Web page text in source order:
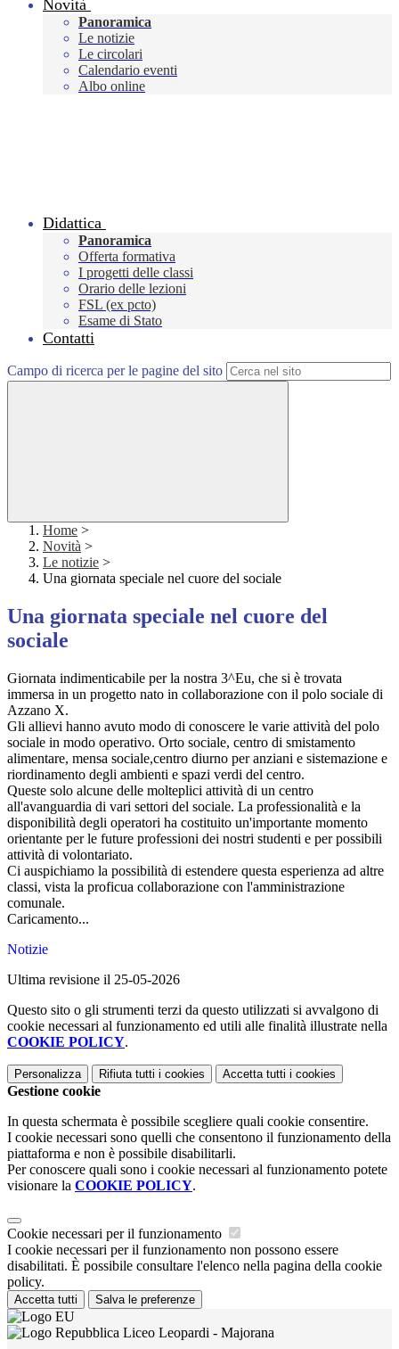
Novità
Panoramica
Le notizie
Le circolari
Calendario eventi
Albo online
Didattica
Panoramica
Offerta formativa
I progetti delle classi
Orario delle lezioni
FSL (ex pcto)
Esame di Stato
Contatti
Campo di ricerca per le pagine del sito
Home >
Novità >
Le notizie >
Una giornata speciale nel cuore del sociale
Una giornata speciale nel cuore del
sociale
Giornata indimenticabile per la nostra 3^Eu, che si è trovata
immersa in un progetto nato in collaborazione con il polo sociale di
Azzano X.
Gli allievi hanno avuto modo di conoscere le varie attività del polo
sociale in modo operativo. Orto sociale, centro di smistamento
alimentare, mensa sociale,centro diurno per anziani e sistemazione e
riordinamento degli ambienti e spazi verdi del centro.
Queste solo alcune delle molteplici attività di un centro
all'avanguardia di vari settori del sociale. La professionalità e la
disponibilità degli operatori ha costituito un'importante momento
orientante per le future professioni dei nostri studenti e per possibili
attività di volontariato.
Ci auspichiamo la possibilità di estendere questa esperienza ad altre
classi, vista la proficua collaborazione con l'amministrazione
comunale.
Caricamento...
Notizie
Ultima revisione il 25-05-2026
Questo sito o gli strumenti terzi da questo utilizzati si avvalgono di
cookie necessari al funzionamento ed utili alle finalità illustrate nella
COOKIE POLICY.
Personalizza Rifiuta tutti i cookies Accetta tutti i cookies
Gestione cookie
In questa schermata è possibile scegliere quali cookie consentire.
I cookie necessari sono quelli che consentono il funzionamento della
piattaforma e non è possibile disabilitarli.
Per conoscere quali sono i cookie necessari al funzionamento potete
visionare la COOKIE POLICY.
Cookie necessari per il funzionamento
I cookie necessari per il funzionamento non possono essere
disabilitati. È possibile consultare l'elenco nella pagina della cookie
policy.
Accetta tutti Salva le preferenze
Liceo Leopardi - Majorana